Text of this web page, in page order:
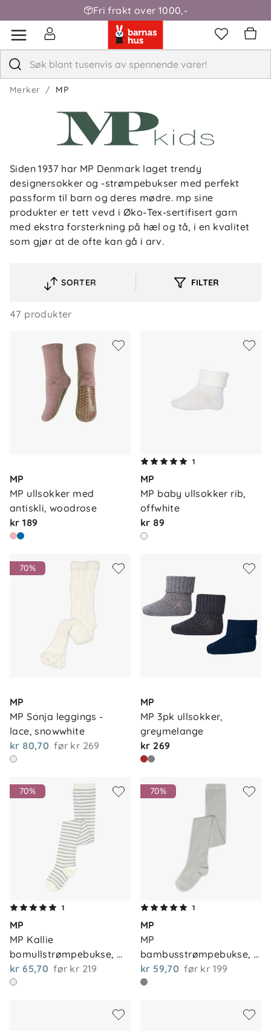
Fri frakt over 1000,-
Merker MP
Siden 1937 har MP Denmark laget trendy
designersokker og -strømpebukser med perfekt
passform til barn og deres mødre. mp sine
produkter er tett vevd i Øko-Tex-sertifisert garn
med ekstra forsterkning på hæl og tå, i en kvalitet
som gjør at de ofte kan gå i arv.
SORTER FILTER
47 produkter
MP
MP ullsokker med
antiskli, woodrose
kr 189
1
MP
MP baby ullsokker rib,
offwhite
kr 89
70%
MP
MP Sonja leggings -
lace, snowwhite
kr 80,70 før kr 269
MP
MP 3pk ullsokker,
greymelange
kr 269
70%
1
MP
MP Kallie
bomullstrømpebukse,
la…
kr 65,70 før kr 219
70%
1
MP
MP
bambusstrømpebukse,
g…
kr 59,70 før kr 199